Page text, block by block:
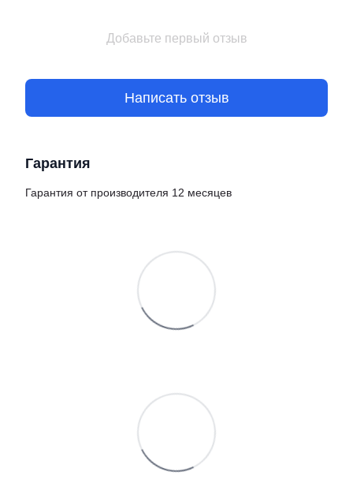
Добавьте первый отзыв
Написать отзыв
Гарантия
Гарантия от производителя 12 месяцев